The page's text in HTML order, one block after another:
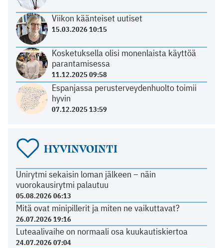
Viikon käänteiset uutiset
15.03.2026 10:15
Kosketuksella olisi monenlaista käyttöä
parantamisessa
11.12.2025 09:58
Espanjassa perusterveydenhuolto toimii
hyvin
07.12.2025 13:59
HYVINVOINTI
Unirytmi sekaisin loman jälkeen – näin
vuorokausirytmi palautuu
05.08.2026 06:13
Mitä ovat minipillerit ja miten ne vaikuttavat?
26.07.2026 19:16
Luteaalivaihe on normaali osa kuukautiskiertoa
24.07.2026 07:04